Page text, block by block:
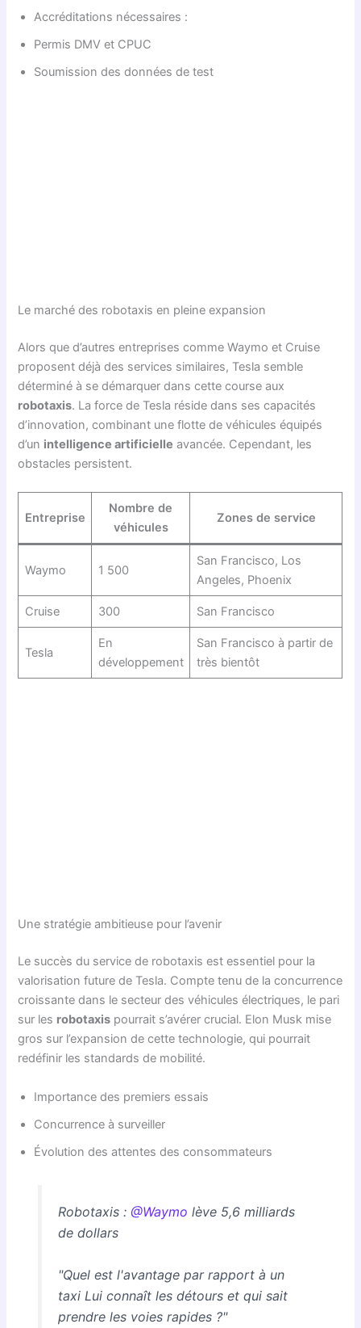
Accréditations nécessaires :
Permis DMV et CPUC
Soumission des données de test
Le marché des robotaxis en pleine expansion
Alors que d’autres entreprises comme Waymo et Cruise
proposent déjà des services similaires, Tesla semble
déterminé à se démarquer dans cette course aux
robotaxis. La force de Tesla réside dans ses capacités
d’innovation, combinant une flotte de véhicules équipés
d’un intelligence artificielle avancée. Cependant, les
obstacles persistent.
Entreprise
Nombre de
véhicules
Zones de service
Waymo 1 500
San Francisco, Los
Angeles, Phoenix
Cruise 300 San Francisco
Tesla
En
développement
San Francisco à partir de
très bientôt
Une stratégie ambitieuse pour l’avenir
Le succès du service de robotaxis est essentiel pour la
valorisation future de Tesla. Compte tenu de la concurrence
croissante dans le secteur des véhicules électriques, le pari
sur les robotaxis pourrait s’avérer crucial. Elon Musk mise
gros sur l’expansion de cette technologie, qui pourrait
redéfinir les standards de mobilité.
Importance des premiers essais
Concurrence à surveiller
Évolution des attentes des consommateurs
Robotaxis : @Waymo lève 5,6 milliards
de dollars
"Quel est l'avantage par rapport à un
taxi Lui connaît les détours et qui sait
prendre les voies rapides ?"